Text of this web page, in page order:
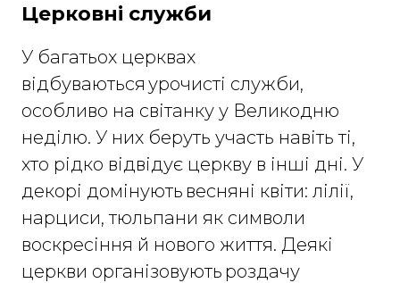
Церковні служби
У багатьох церквах
відбуваються урочисті служби,
особливо на світанку у Великодню
неділю. У них беруть участь навіть ті,
хто рідко відвідує церкву в інші дні. У
декорі домінують весняні квіти: лілії,
нарциси, тюльпани як символи
воскресіння й нового життя. Деякі
церкви організовують роздачу